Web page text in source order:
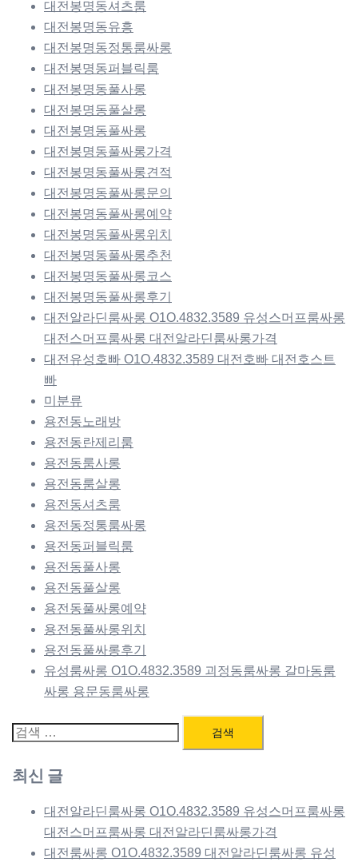
대전봉명동셔츠룸
대전봉명동유흥
대전봉명동정통룸싸롱
대전봉명동퍼블릭룸
대전봉명동풀사롱
대전봉명동풀살롱
대전봉명동풀싸롱
대전봉명동풀싸롱가격
대전봉명동풀싸롱견적
대전봉명동풀싸롱문의
대전봉명동풀싸롱예약
대전봉명동풀싸롱위치
대전봉명동풀싸롱추천
대전봉명동풀싸롱코스
대전봉명동풀싸롱후기
대전알라딘룸싸롱 O1O.4832.3589 유성스머프룸싸롱
대전스머프룸싸롱 대전알라딘룸싸롱가격
대전유성호빠 O1O.4832.3589 대전호빠 대전호스트
빠
미분류
용전동노래방
용전동란제리룸
용전동룸사롱
용전동룸살롱
용전동셔츠룸
용전동정통룸싸롱
용전동퍼블릭룸
용전동풀사롱
용전동풀살롱
용전동풀싸롱예약
용전동풀싸롱위치
용전동풀싸롱후기
유성룸싸롱 O1O.4832.3589 괴정동룸싸롱 갈마동룸
싸롱 용문동룸싸롱
검
최신 글
대전알라딘룸싸롱 O1O.4832.3589 유성스머프룸싸롱
대전스머프룸싸롱 대전알라딘룸싸롱가격
대전룸싸롱 O1O.4832.3589 대전알라딘룸싸롱 유성